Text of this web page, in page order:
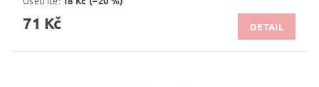
71 Kč DETAIL